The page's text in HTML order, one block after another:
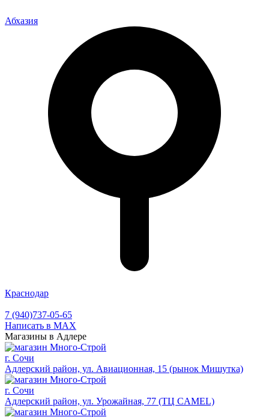
Абхазия
Краснодар
7 (940)737-05-65
Написать в MAX
Магазины в Адлере
г. Сочи
Адлерский район, ул. Авиационная, 15 (рынок Мишутка)
г. Сочи
Адлерский район, ул. Урожайная, 77 (ТЦ CAMEL)